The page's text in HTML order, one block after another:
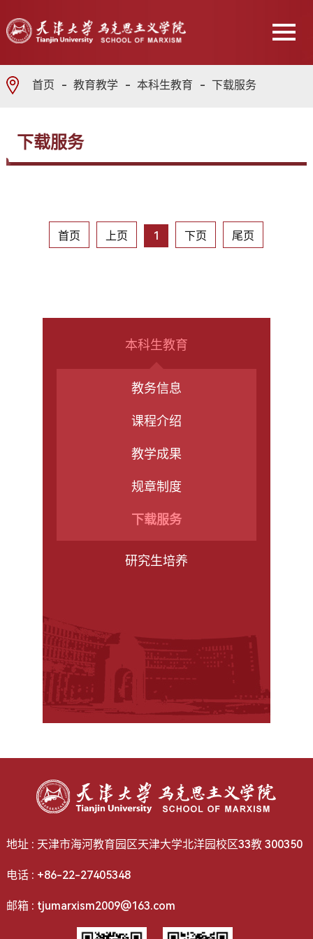
首页 教育教学 本科生教育 下载服务
下载服务
首页 上页 1 下页 尾页
本科生教育
教务信息
课程介绍
教学成果
规章制度
下载服务
研究生培养
地址 : 天津市海河教育园区天津大学北洋园校区33教 300350
电话 : +86-22-27405348
邮箱 : tjumarxism2009@163.com